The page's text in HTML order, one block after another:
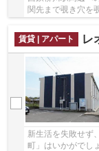
関先まで覗き穴を
賃貸 | アパート
レ
新生活を失敗せず
町」はいかがでし